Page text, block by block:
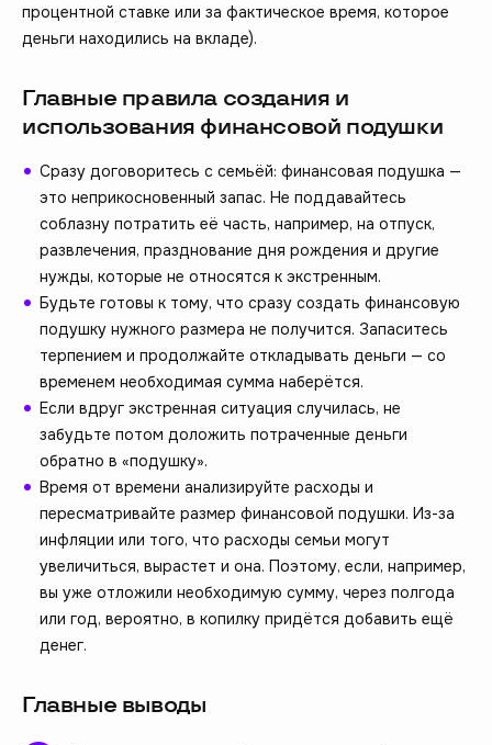
процентной ставке или за фактическое время, которое
деньги находились на вкладе).
Главные правила создания и
использования финансовой подушки
Сразу договоритесь с семьёй: финансовая подушка —
это неприкосновенный запас. Не поддавайтесь
соблазну потратить её часть, например, на отпуск,
развлечения, празднование дня рождения и другие
нужды, которые не относятся к экстренным.
Будьте готовы к тому, что сразу создать финансовую
подушку нужного размера не получится. Запаситесь
терпением и продолжайте откладывать деньги — со
временем необходимая сумма наберётся.
Если вдруг экстренная ситуация случилась, не
забудьте потом доложить потраченные деньги
обратно в «подушку».
Время от времени анализируйте расходы и
пересматривайте размер финансовой подушки. Из-за
инфляции или того, что расходы семьи могут
увеличиться, вырастет и она. Поэтому, если, например,
вы уже отложили необходимую сумму, через полгода
или год, вероятно, в копилку придётся добавить ещё
денег.
Главные выводы